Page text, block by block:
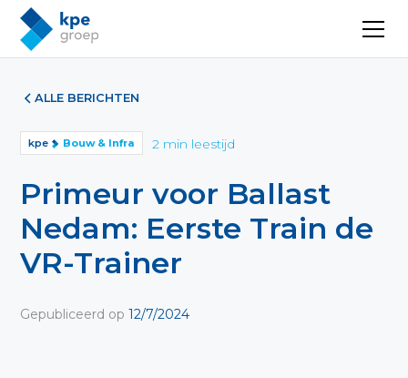
ALLE BERICHTEN
kpe Bouw & Infra 2 min leestijd
Primeur voor Ballast
Nedam: Eerste Train de
VR-Trainer
Gepubliceerd op 12/7/2024